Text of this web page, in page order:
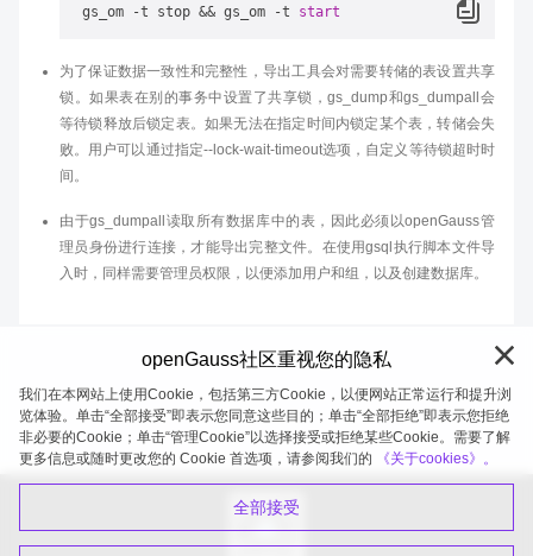
gs_om -t stop && gs_om -t start
为了保证数据一致性和完整性，导出工具会对需要转储的表设置共享
锁。如果表在别的事务中设置了共享锁，gs_dump和gs_dumpall会
等待锁释放后锁定表。如果无法在指定时间内锁定某个表，转储会失
败。用户可以通过指定--lock-wait-timeout选项，自定义等待锁超时时
间。
由于gs_dumpall读取所有数据库中的表，因此必须以openGauss管
理员身份进行连接，才能导出完整文件。在使用gsql执行脚本文件导
入时，同样需要管理员权限，以便添加用户和组，以及创建数据库。
openGauss 2026-08-07 20:27:02
openGauss社区重视您的隐私
我们在本网站上使用Cookie，包括第三方Cookie，以便网站正常运行和提升浏
览体验。单击“全部接受”即表示您同意这些目的；单击“全部拒绝”即表示您拒绝
非必要的Cookie；单击“管理Cookie”以选择接受或拒绝某些Cookie。需要了解
更多信息或随时更改您的 Cookie 首选项，请参阅我们的
《关于cookies》。
全部接受